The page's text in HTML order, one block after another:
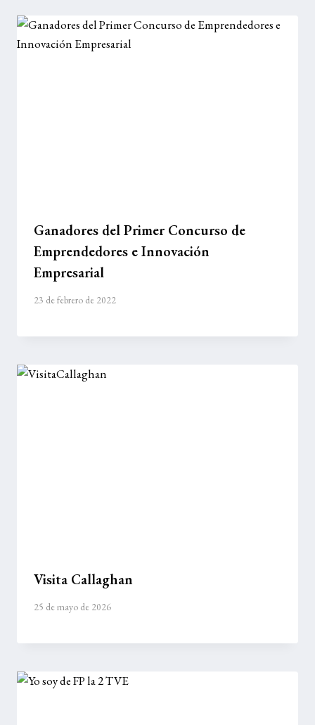
Ganadores del Primer Concurso de
Emprendedores e Innovación
Empresarial
23 de febrero de 2022
Visita Callaghan
25 de mayo de 2026